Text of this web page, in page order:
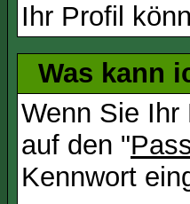
Ihr Profil
Was kann
Wenn Sie Ihr
auf den "
Kennwort